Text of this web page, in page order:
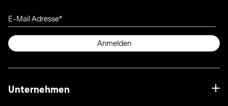
E-Mail Adresse
Anmelden
Unternehmen